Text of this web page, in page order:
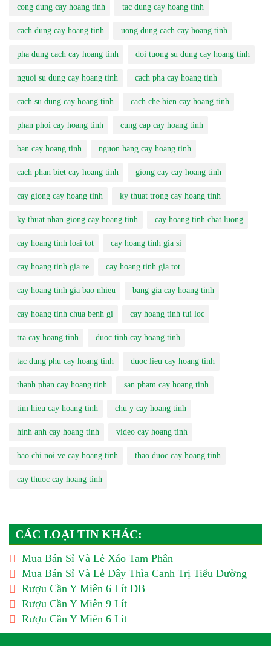
cong dung cay hoang tinh tac dung cay hoang tinh
cach dung cay hoang tinh uong dung cach cay hoang tinh
pha dung cach cay hoang tinh doi tuong su dung cay hoang tinh
nguoi su dung cay hoang tinh cach pha cay hoang tinh
cach su dung cay hoang tinh cach che bien cay hoang tinh
phan phoi cay hoang tinh cung cap cay hoang tinh
ban cay hoang tinh nguon hang cay hoang tinh
cach phan biet cay hoang tinh giong cay cay hoang tinh
cay giong cay hoang tinh ky thuat trong cay hoang tinh
ky thuat nhan giong cay hoang tinh cay hoang tinh chat luong
cay hoang tinh loai tot cay hoang tinh gia si
cay hoang tinh gia re cay hoang tinh gia tot
cay hoang tinh gia bao nhieu bang gia cay hoang tinh
cay hoang tinh chua benh gi cay hoang tinh tui loc
tra cay hoang tinh duoc tinh cay hoang tinh
tac dung phu cay hoang tinh duoc lieu cay hoang tinh
thanh phan cay hoang tinh san pham cay hoang tinh
tim hieu cay hoang tinh chu y cay hoang tinh
hinh anh cay hoang tinh video cay hoang tinh
bao chi noi ve cay hoang tinh thao duoc cay hoang tinh
cay thuoc cay hoang tinh
CÁC LOẠI TIN KHÁC:
Mua Bán Sỉ Và Lẻ Xáo Tam Phân
Mua Bán Sỉ Và Lẻ Dây Thìa Canh Trị Tiểu Đường
Rượu Cần Y Miên 6 Lít ĐB
Rượu Cần Y Miên 9 Lít
Rượu Cần Y Miên 6 Lít